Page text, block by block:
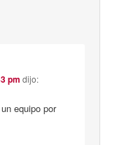
pm dijo:
equipo por